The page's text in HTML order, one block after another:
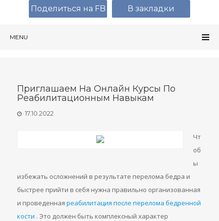
MENU
Приглашаем На Онлайн Курсы По
Реабилитационным Навыкам
17.10.2022
Чт
об
ы
избежать осложнений в результате перелома бедра и
быстрее прийти в себя нужна правильно организованная
и проведенная реабилитация после перелома бедренной
кости . Это должен быть комплексный характер
Поделиться на FB В закладки